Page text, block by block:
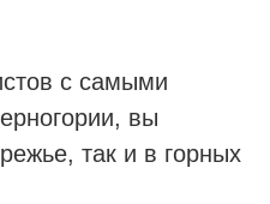
с самыми
вы
так и в горных